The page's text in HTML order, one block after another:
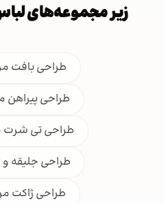
زیر مجموعه‌های
طراحی بافت
طراحی پیراهن
طراحی تی شرت
طراحی جلیقه و
طراحی ژاکت